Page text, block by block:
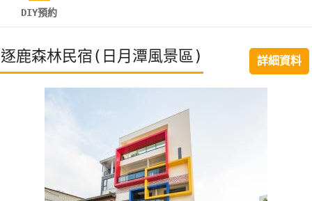
直接跟飯店訂房HOT
特
DIY預約
逐鹿森林民宿(日月潭風景區) 詳細資料